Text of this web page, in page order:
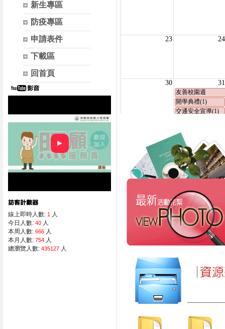
新生專區
防疫專區
申請表件
下載區
回首頁
►
線上即時人數: 1 人
今日人數: 40 人
本周人數: 666 人
本月人數: 754 人
總瀏覽人數: 435127 人